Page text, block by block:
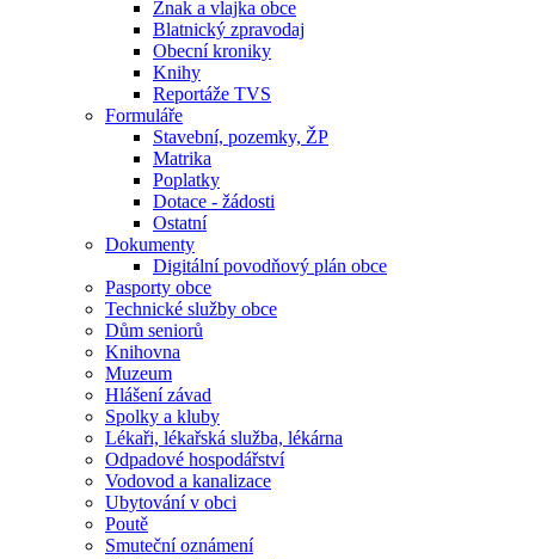
Znak a vlajka obce
Blatnický zpravodaj
Obecní kroniky
Knihy
Reportáže TVS
Formuláře
Stavební, pozemky, ŽP
Matrika
Poplatky
Dotace - žádosti
Ostatní
Dokumenty
Digitální povodňový plán obce
Pasporty obce
Technické služby obce
Dům seniorů
Knihovna
Muzeum
Hlášení závad
Spolky a kluby
Lékaři, lékařská služba, lékárna
Odpadové hospodářství
Vodovod a kanalizace
Ubytování v obci
Poutě
Smuteční oznámení